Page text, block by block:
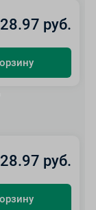
28.97 руб.
28.97 руб.